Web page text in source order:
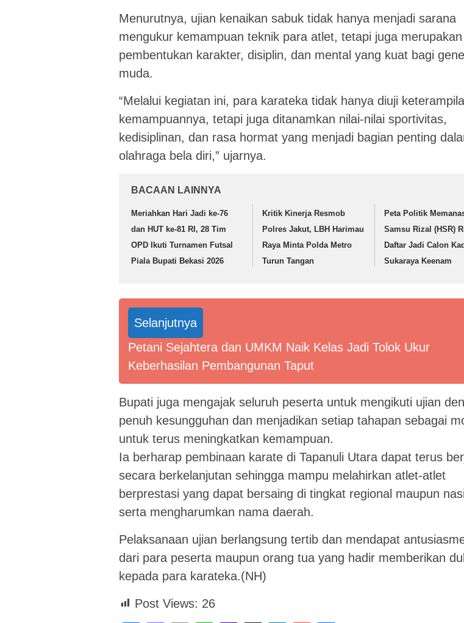
Menurutnya, ujian kenaikan sabuk tidak hanya menjadi sarana
mengukur kemampuan teknik para atlet, tetapi juga
pembentukan karakter, disiplin, dan mental yang kuat bagi
muda.
“Melalui kegiatan ini, para karateka tidak hanya diuji
kemampuannya, tetapi juga ditanamkan nilai-nilai sportivitas,
kedisiplinan, dan rasa hormat yang menjadi bagian penting
olahraga bela diri,” ujarnya.
BACAAN LAINNYA
Meriahkan Hari Jadi ke-76
dan HUT ke-81 RI, 28 Tim
OPD Ikuti Turnamen Futsal
Piala Bupati Bekasi 2026
Kritik Kinerja Resmob
Polres Jakut, LBH Harimau
Raya Minta Polda Metro
Turun Tangan
Peta Politik
Samsu Rizal (HSR)
Daftar Jadi Calon
Sukaraya Keenam
Selanjutnya
Petani Sejahtera dan UMKM Naik Kelas Jadi Tolok Ukur
Keberhasilan Pembangunan Taput
Bupati juga mengajak seluruh peserta untuk mengikuti ujian
penuh kesungguhan dan menjadikan setiap tahapan sebagai
untuk terus meningkatkan kemampuan.
Ia berharap pembinaan karate di Tapanuli Utara dapat terus
secara berkelanjutan sehingga mampu melahirkan atlet-atlet
berprestasi yang dapat bersaing di tingkat regional maupun
serta mengharumkan nama daerah.
Pelaksanaan ujian berlangsung tertib dan mendapat
dari para peserta maupun orang tua yang hadir memberikan
kepada para karateka.(NH)
Post Views: 26